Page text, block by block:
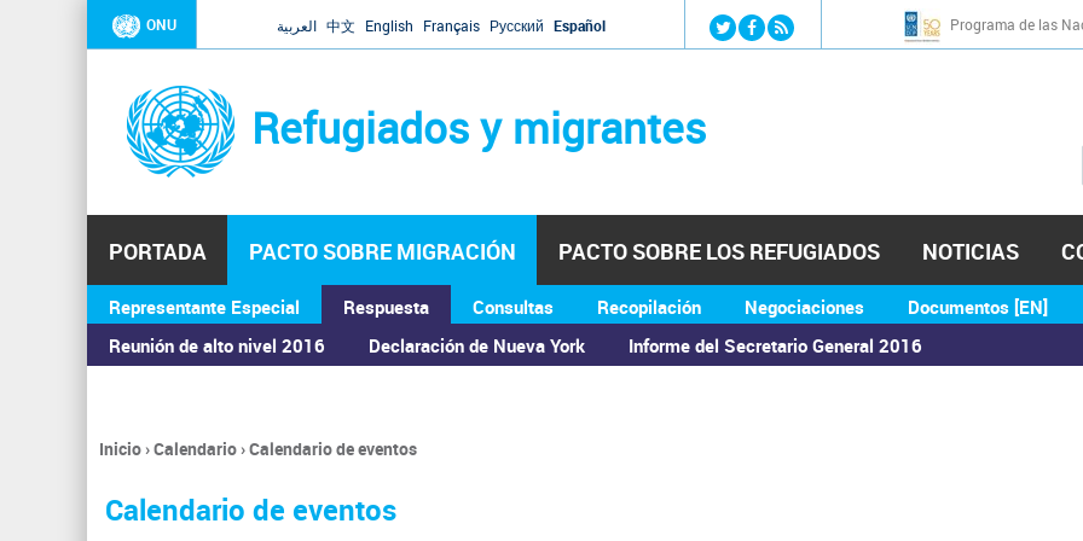
Jump to navigation
ONU العربية 中文 English Français Русский Español Programa de las
Refugiados y migrantes
PORTADA PACTO SOBRE MIGRACIÓN
Representante Especial
Respuesta
Reunión de alto nivel 2016
Declaración de Nueva York Informe del Secretario General 2016
Consultas Recopilación Negociaciones Documentos [EN]
PACTO SOBRE LOS REFUGIADOS NOTICIAS
ASAMBLEA GENERAL
Se
encuentra
usted
Inicio›Calendario›Calendario de eventos
Calendario de eventos